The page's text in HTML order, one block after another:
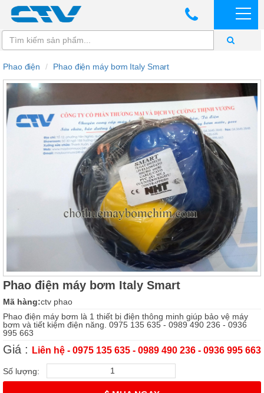
Phao điện Phao điện máy bơm Italy Smart
Phao điện máy bơm Italy Smart
Mã hàng:ctv phao
Phao điện máy bơm là 1 thiết bị điện thông minh giúp bảo vệ máy
bơm và tiết kiệm điện năng. 0975 135 635 - 0989 490 236 - 0936
995 663
Giá : Liên hệ - 0975 135 635 - 0989 490 236 - 0936 995 663
Số lượng: